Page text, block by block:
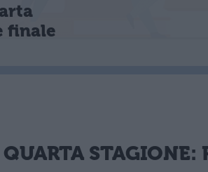
finale
QUARTA STAGIONE: